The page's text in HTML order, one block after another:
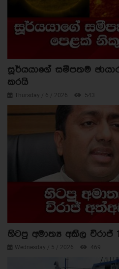
සූර්යයාගේ සමීපතම
කරයි
Thursday / 6 / 2026 543
හිටපු අමාත්‍ය අකිල විරාජ්
Wednesday / 5 / 2026 469